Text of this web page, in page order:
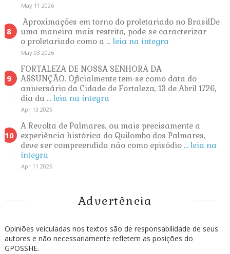
May 11 2026
Aproximações em torno do proletariado no BrasilDe
uma maneira mais restrita, pode-se caracterizar
o proletariado como a ... leia na íntegra
May 03 2026
FORTALEZA DE NOSSA SENHORA DA
ASSUNÇÃO. Oficialmente tem-se como data do
aniversário da Cidade de Fortaleza, 13 de Abril 1726,
dia da ... leia na íntegra
Apr 13 2026
A Revolta de Palmares, ou mais precisamente a
experiência histórica do Quilombo dos Palmares,
deve ser compreendida não como episódio ... leia na
íntegra
Apr 11 2026
Advertência
Opiniões veiculadas nos textos são de responsabilidade de seus
autores e não necessariamente refletem as posições do
GPOSSHE.